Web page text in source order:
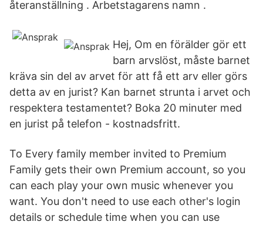
återanställning . Arbetstagarens namn .
Hej, Om en förälder gör ett
barn arvslöst, måste barnet
kräva sin del av arvet för att få ett arv eller görs
detta av en jurist? Kan barnet strunta i arvet och
respektera testamentet? Boka 20 minuter med
en jurist på telefon - kostnadsfritt.
To Every family member invited to Premium
Family gets their own Premium account, so you
can each play your own music whenever you
want. You don't need to use each other's login
details or schedule time when you can use